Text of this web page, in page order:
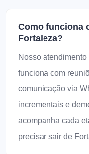
Como funciona
Fortaleza?
Nosso
funciona com
comunicação via
incrementais e
acompanha cada
precisar sair de